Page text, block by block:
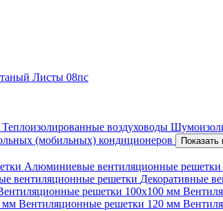
Листы 08пс
Теплоизолированные воздуховоды
(мобильных) кондиционеров Показать
Алюминиевые вентиляционные решетки
вентиляционные решетки Декоративные
решетки 100х100 мм
мм Вентиляционные решетки 120 мм